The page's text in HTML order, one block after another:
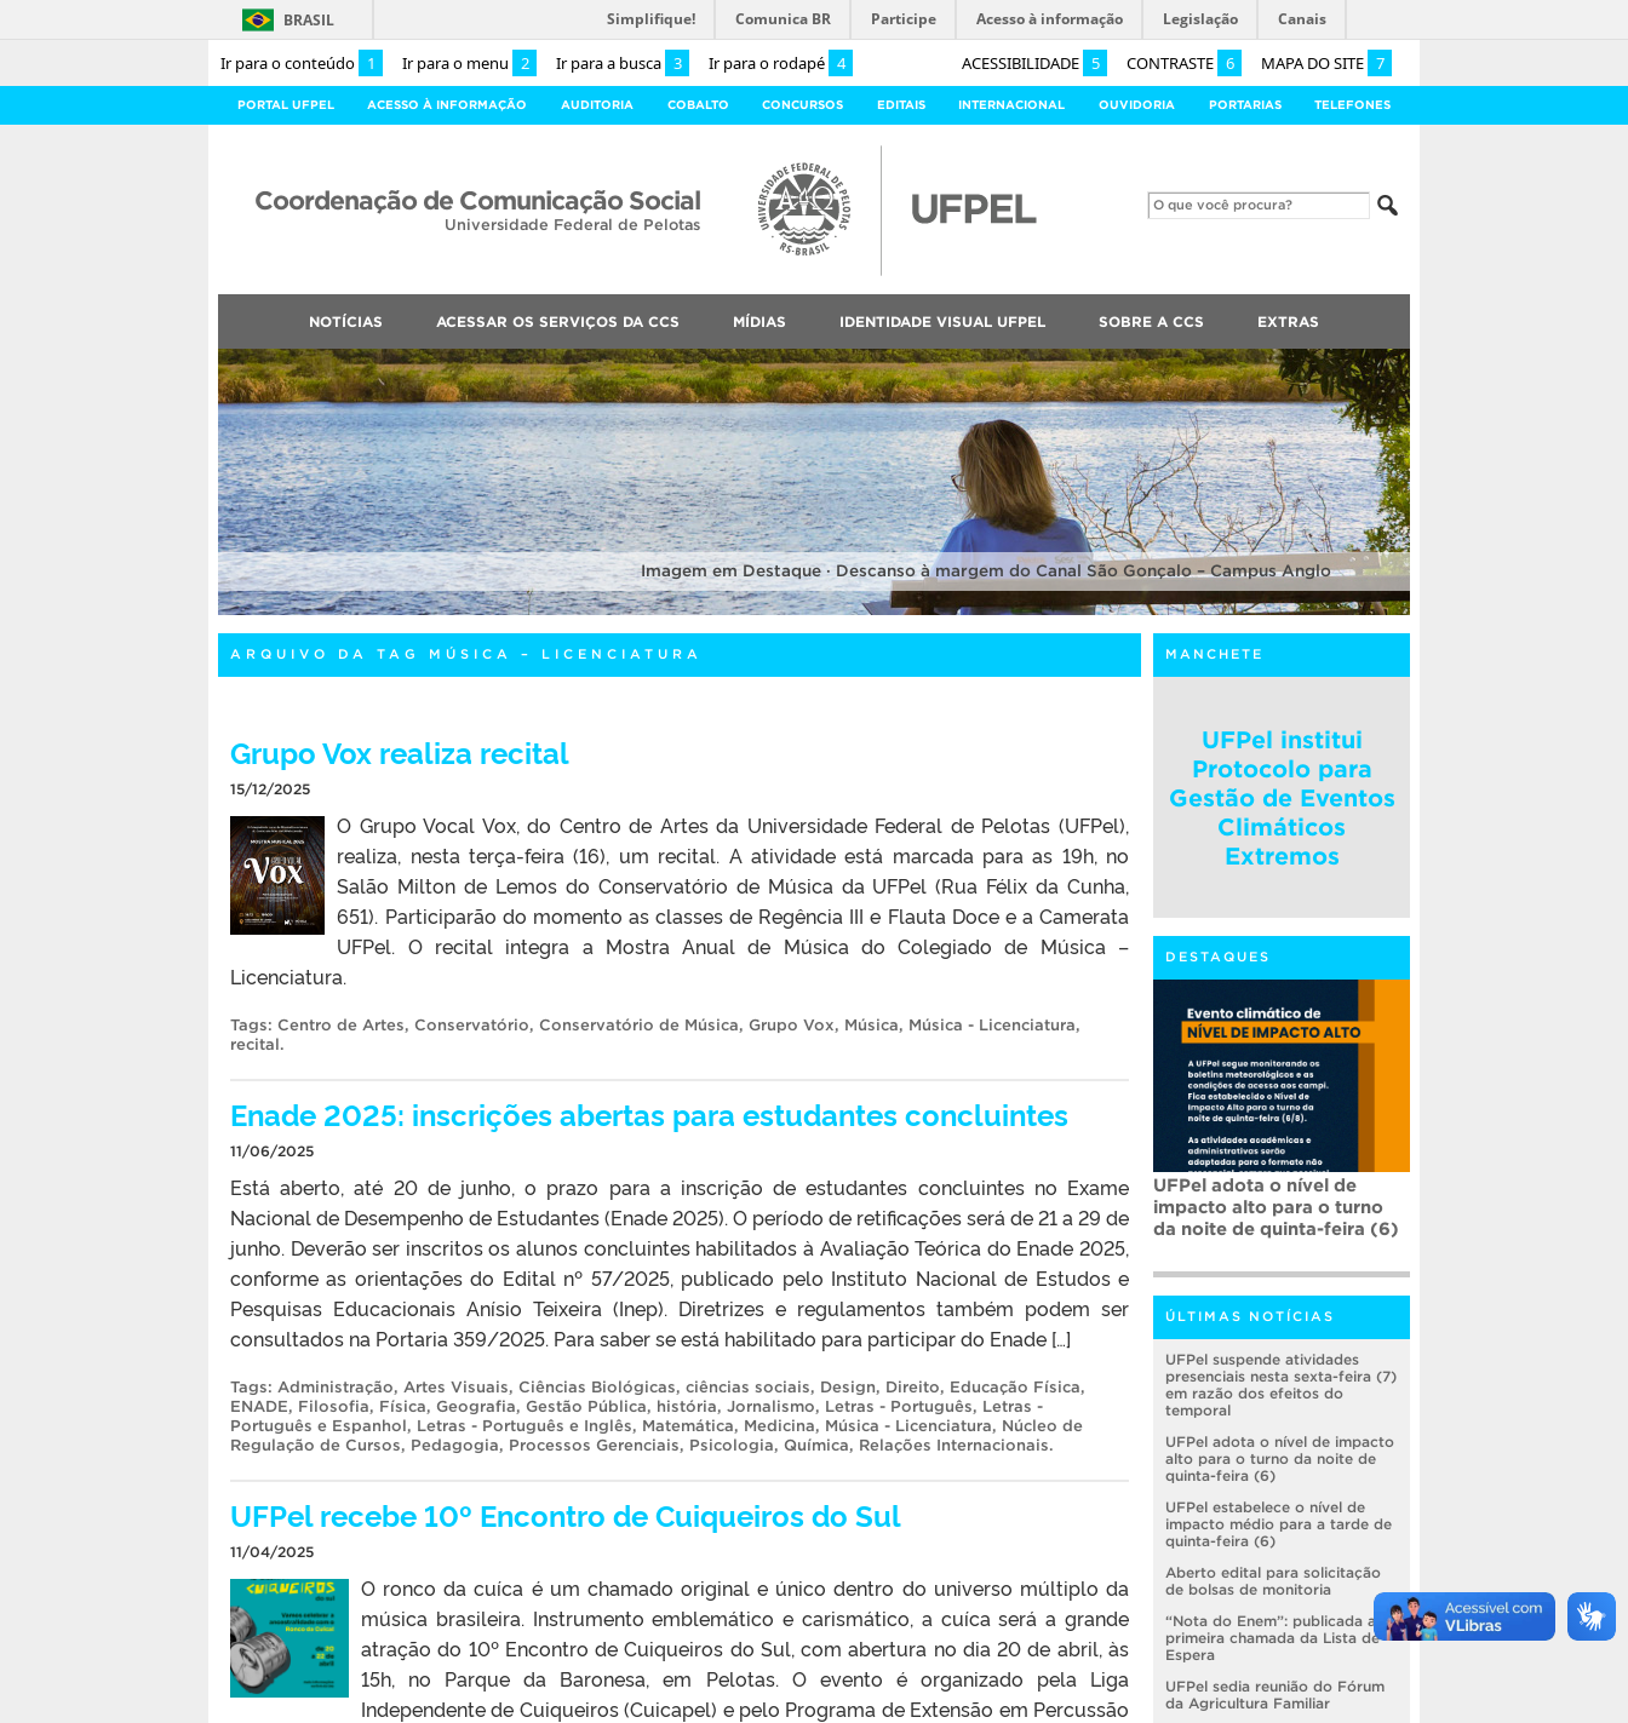
Ir para o conteúdo 1 Ir para o menu 2 Ir para a busca 3 Ir para o rodapé 4 ACESSIBILIDADE 5 CONTRASTE 6 MAPA DO SITE 7
BRASIL Simplifique! Comunica BR Participe Acesso à informação Legislação Canais
PORTAL UFPEL ACESSO À INFORMAÇÃO AUDITORIA COBALTO CONCURSOS EDITAIS INTERNACIONAL OUVIDORIA PORTARIAS TELEFONES
Coordenação de Comunicação Social
Universidade Federal de Pelotas
NOTÍCIAS ACESSAR OS SERVIÇOS DA CCS MÍDIAS IDENTIDADE VISUAL UFPEL SOBRE A CCS EXTRAS
Imagem em Destaque · Descanso à margem do Canal São Gonçalo – Campus Anglo
ARQUIVO DA TAG MÚSICA – LICENCIATURA
Grupo Vox realiza recital
15/12/2025
O Grupo Vocal Vox, do Centro de Artes da Universidade Federal de Pelotas (UFPel),
realiza, nesta terça-feira (16), um recital. A atividade está marcada para as 19h, no
Salão Milton de Lemos do Conservatório de Música da UFPel (Rua Félix da Cunha,
651). Participarão do momento as classes de Regência III e Flauta Doce e a Camerata
UFPel. O recital integra a Mostra Anual de Música do Colegiado de Música –
Licenciatura.
Tags: Centro de Artes, Conservatório, Conservatório de Música, Grupo Vox, Música, Música - Licenciatura,
recital.
Enade 2025: inscrições abertas para estudantes concluintes
11/06/2025
Está aberto, até 20 de junho, o prazo para a inscrição de estudantes concluintes no Exame
Nacional de Desempenho de Estudantes (Enade 2025). O período de retificações será de 21 a 29 de
junho. Deverão ser inscritos os alunos concluintes habilitados à Avaliação Teórica do Enade 2025,
conforme as orientações do Edital nº 57/2025, publicado pelo Instituto Nacional de Estudos e
Pesquisas Educacionais Anísio Teixeira (Inep). Diretrizes e regulamentos também podem ser
consultados na Portaria 359/2025. Para saber se está habilitado para participar do Enade […]
Tags: Administração, Artes Visuais, Ciências Biológicas, ciências sociais, Design, Direito, Educação Física,
ENADE, Filosofia, Física, Geografia, Gestão Pública, história, Jornalismo, Letras - Português, Letras -
Português e Espanhol, Letras - Português e Inglês, Matemática, Medicina, Música - Licenciatura, Núcleo de
Regulação de Cursos, Pedagogia, Processos Gerenciais, Psicologia, Química, Relações Internacionais.
UFPel recebe 10º Encontro de Cuiqueiros do Sul
11/04/2025
O ronco da cuíca é um chamado original e único dentro do universo múltiplo da
música brasileira. Instrumento emblemático e carismático, a cuíca será a grande
atração do 10º Encontro de Cuiqueiros do Sul, com abertura no dia 20 de abril, às
15h, no Parque da Baronesa, em Pelotas. O evento é organizado pela Liga
Independente de Cuiqueiros (Cuicapel) e pelo Programa de Extensão em Percussão
MANCHETE
UFPel institui
Protocolo para
Gestão de Eventos
Climáticos
Extremos
DESTAQUES
UFPel adota o nível de
impacto alto para o turno
da noite de quinta-feira (6)
ÚLTIMAS NOTÍCIAS
UFPel suspende atividades
presenciais nesta sexta-feira (7)
em razão dos efeitos do
temporal
UFPel adota o nível de impacto
alto para o turno da noite de
quinta-feira (6)
UFPel estabelece o nível de
impacto médio para a tarde de
quinta-feira (6)
Aberto edital para solicitação
de bolsas de monitoria
“Nota do Enem”: publicada a
primeira chamada da Lista de
Espera
UFPel sedia reunião do Fórum
da Agricultura Familiar